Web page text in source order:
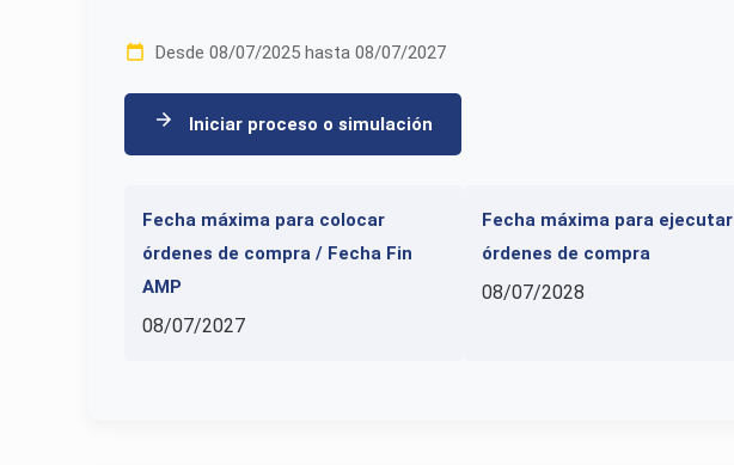
Desde 08/07/2025 hasta 08/07/2027
Iniciar proceso o simulación
Fecha máxima para colocar
órdenes de compra / Fecha Fin
AMP
08/07/2027
Fecha máxima para ejecutar
órdenes de compra
08/07/2028